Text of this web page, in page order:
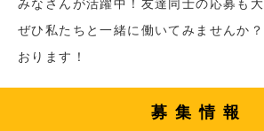
みなさんが活躍中！友達同士の応募も大
ぜひ私たちと一緒に働いてみませんか
おります！
募集情報